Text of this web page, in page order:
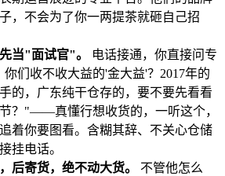
，不会为了你一两提茶就砸自己招
当"面试官"。
电话接通，你直接问专
们收不收大益的'金大益'？2017年的
的，广东纯干仓存的，要不要先看看
？"——真懂行想收货的，一听这个，
着你要图看。含糊其辞、不关心仓储
挂电话。
后寄货，绝不动大货。
不管他怎么